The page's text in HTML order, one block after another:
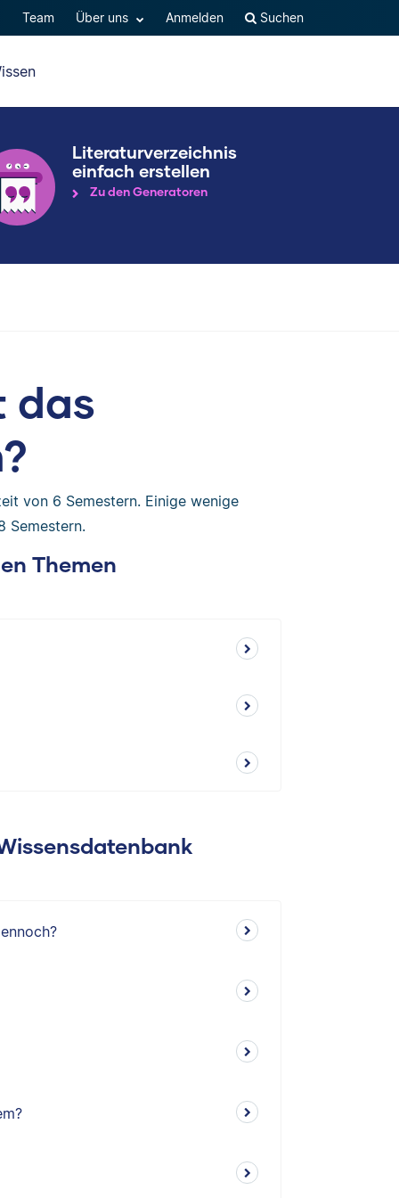
Team Über uns Anmelden Suchen
Literaturverzeichnis
einfach erstellen
Zu den Generatoren
das
von 6 Semestern. Einige wenige
Semestern.
Themen